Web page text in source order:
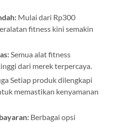
Mulai dari Rp300
fitness kini semakin
Semua alat fitness
dari merek terpercaya.
Setiap produk dilengkapi
memastikan kenyamanan
Berbagai opsi